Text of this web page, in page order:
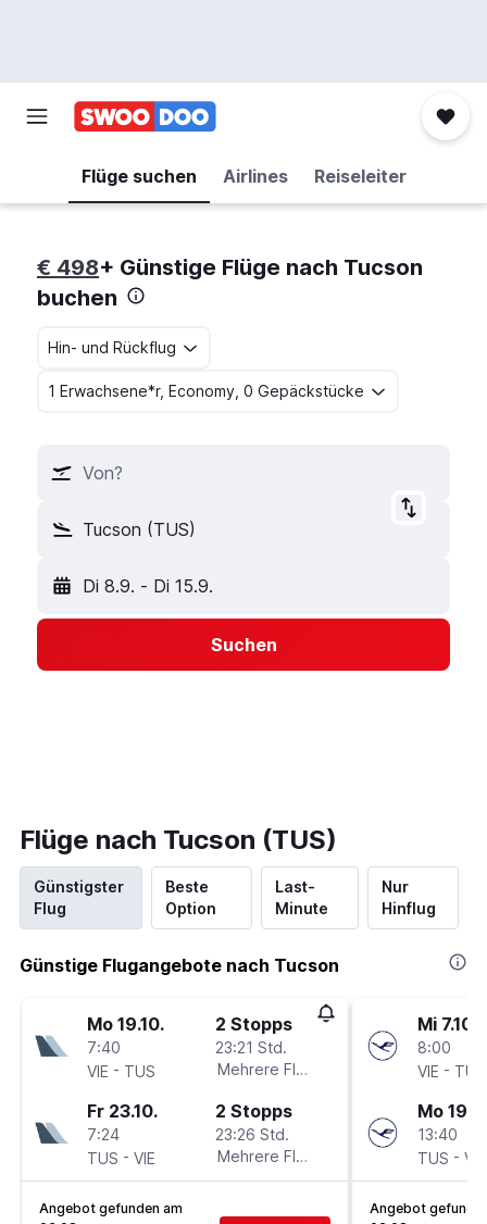
Flüge suchen Airlines Reiseleiter
€ 498+ Günstige Flüge nach Tucson
buchen
Hin- und Rückflug
1 Erwachsene*r, Economy, 0 Gepäckstücke
Von?
Tucson (TUS)
Di 8.9. - Di 15.9.
Suchen
Flüge nach Tucson (TUS)
Günstigster
Flug
Beste
Option
Last-
Minute
Nur
Hinflug
Günstige Flugangebote nach Tucson
Mo 19.10.
7:40
VIE - TUS
2 Stopps
23:21 Std.
Mehrere Fluglinien
Fr 23.10.
7:24
TUS - VIE
2 Stopps
23:26 Std.
Mehrere Fluglinien
Angebot gefunden am
Mi 7.10.
8:00
VIE - TUS
Mo
13:40
TUS - VIE
Angebot